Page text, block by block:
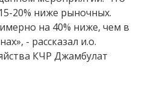
20% ниже рыночных.
на 40% ниже, чем в
- рассказал и.о.
КЧР Джамбулат